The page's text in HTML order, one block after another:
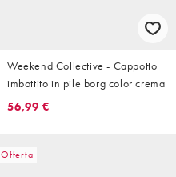
Weekend Collective - Cappotto
imbottito in pile borg color crema
56,99 €
Offerta